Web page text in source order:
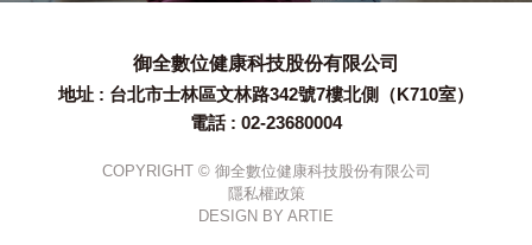
御全數位健康科技股份有限公司
地址 : 台北市士林區文林路342號7樓北側（K710室）
電話 : 02-23680004
COPYRIGHT © 御全數位健康科技股份有限公司
隱私權政策
DESIGN BY ARTIE